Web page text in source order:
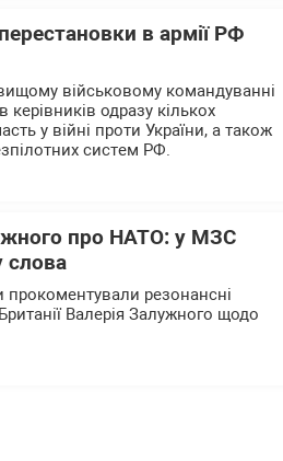
в армії РФ
військовому командуванні
керівників одразу кількох
у війні проти України, а також
систем РФ.
про НАТО: у МЗС
слова
прокоментували резонансні
Валерія Залужного щодо